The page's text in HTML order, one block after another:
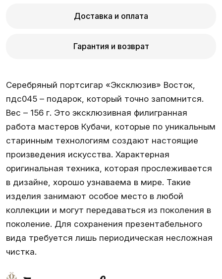
Доставка и оплата
Гарантия и возврат
Серебряный портсигар «Эксклюзив» Восток,
пдс045 – подарок, который точно запомнится.
Вес – 156 г. Это эксклюзивная филигранная
работа мастеров Кубачи, которые по уникальным
старинным технологиям создают настоящие
произведения искусства. Характерная
оригинальная техника, которая прослеживается
в дизайне, хорошо узнаваема в мире. Такие
изделия занимают особое место в любой
коллекции и могут передаваться из поколения в
поколение. Для сохранения презентабельного
вида требуется лишь периодическая несложная
чистка.